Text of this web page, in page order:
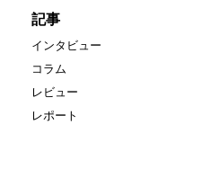
記事
インタビュー
コラム
レビュー
レポート